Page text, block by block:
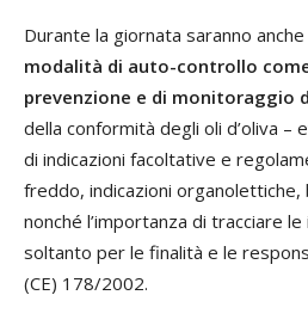
Durante la giornata saranno
modalità di auto-controllo
prevenzione e di monitoraggio
della conformità degli oli d’oliva –
di indicazioni facoltative e
freddo, indicazioni organolettiche,
nonché l’importanza di tracciare
soltanto per le finalità e le
(CE) 178/2002.